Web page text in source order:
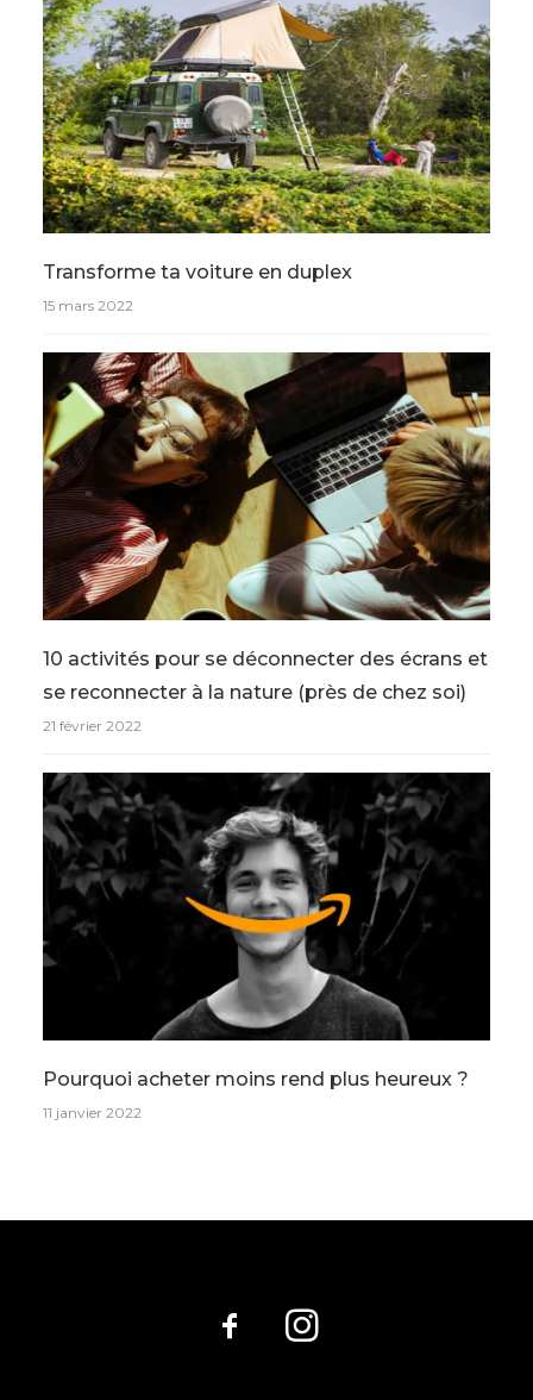
Transforme ta voiture en duplex
15 mars 2022
10 activités pour se déconnecter des écrans et
se reconnecter à la nature (près de chez soi)
21 février 2022
Pourquoi acheter moins rend plus heureux ?
11 janvier 2022